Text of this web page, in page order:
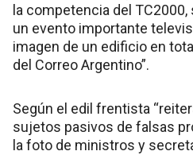
la competencia del
un evento importante
imagen de un edificio en
del Correo Argentino”.
Según el edil frentista
sujetos pasivos de falsas
la foto de ministros y